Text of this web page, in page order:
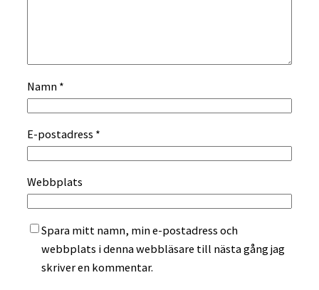
Namn *
E-postadress *
Webbplats
Spara mitt namn, min e-postadress och
webbplats i denna webbläsare till nästa gång jag
skriver en kommentar.